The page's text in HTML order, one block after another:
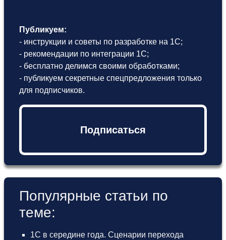
Публикуем:
- инструкции и советы по разработке на 1С;
- рекомендации по интеграции 1С;
- бесплатно делимся своими обработками;
- публикуем секретные спецпредложения только
для подписчиков.
Подписаться
Популярные статьи по
теме:
1С в середине года. Сценарии перехода